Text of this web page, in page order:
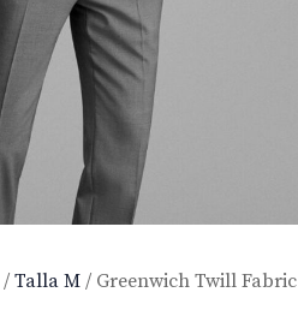
/ Talla M / Greenwich Twill Fabric